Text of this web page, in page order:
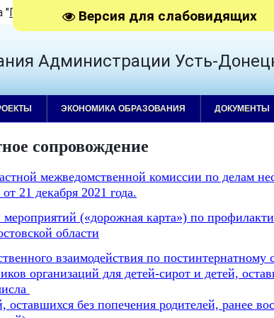
Версия для слабовидящих
"Гости RSS
Администрации Усть-
ЭКОНОМИКА ОБРАЗОВАНИЯ ДОКУМЕНТЫ
сопровождение
межведомственной комиссии по делам
21 декабря 2021 года.
(«дорожная карта») по
области
взаимодействия по
организаций для детей-сирот и детей,
оставшихся без попечения родителей, ранее